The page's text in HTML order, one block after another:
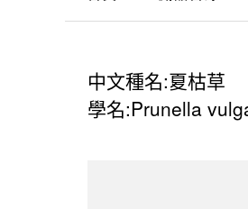
中文種名:夏枯草
學名:Prunella